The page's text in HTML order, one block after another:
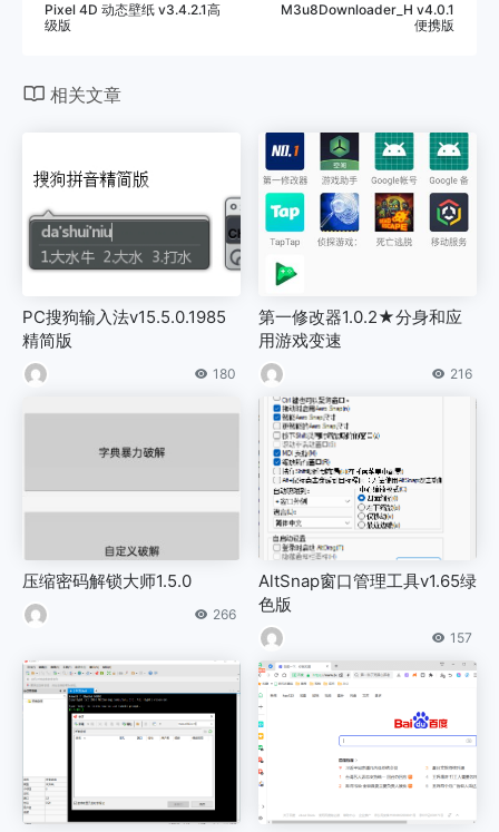
Pixel 4D 动态壁纸 v3.4.2.1高
级版
M3u8Downloader_H v4.0.1
便携版
相关文章
PC搜狗输入法v15.5.0.1985
精简版
180
第一修改器1.0.2★分身和应
用游戏变速
216
压缩密码解锁大师1.5.0
266
AltSnap窗口管理工具v1.65绿
色版
157